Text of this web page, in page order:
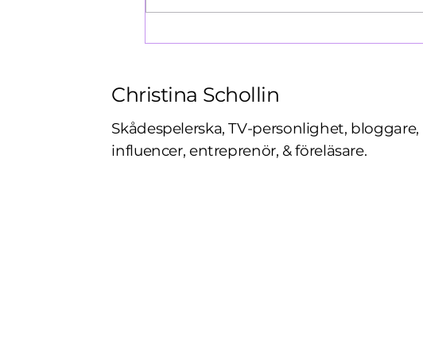
Christina Schollin
Skådespelerska, TV-personlighet, bloggare,
influencer, entreprenör, & föreläsare.